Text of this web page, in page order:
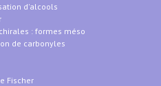
d'alcools
: formes méso
de carbonyles
Fischer